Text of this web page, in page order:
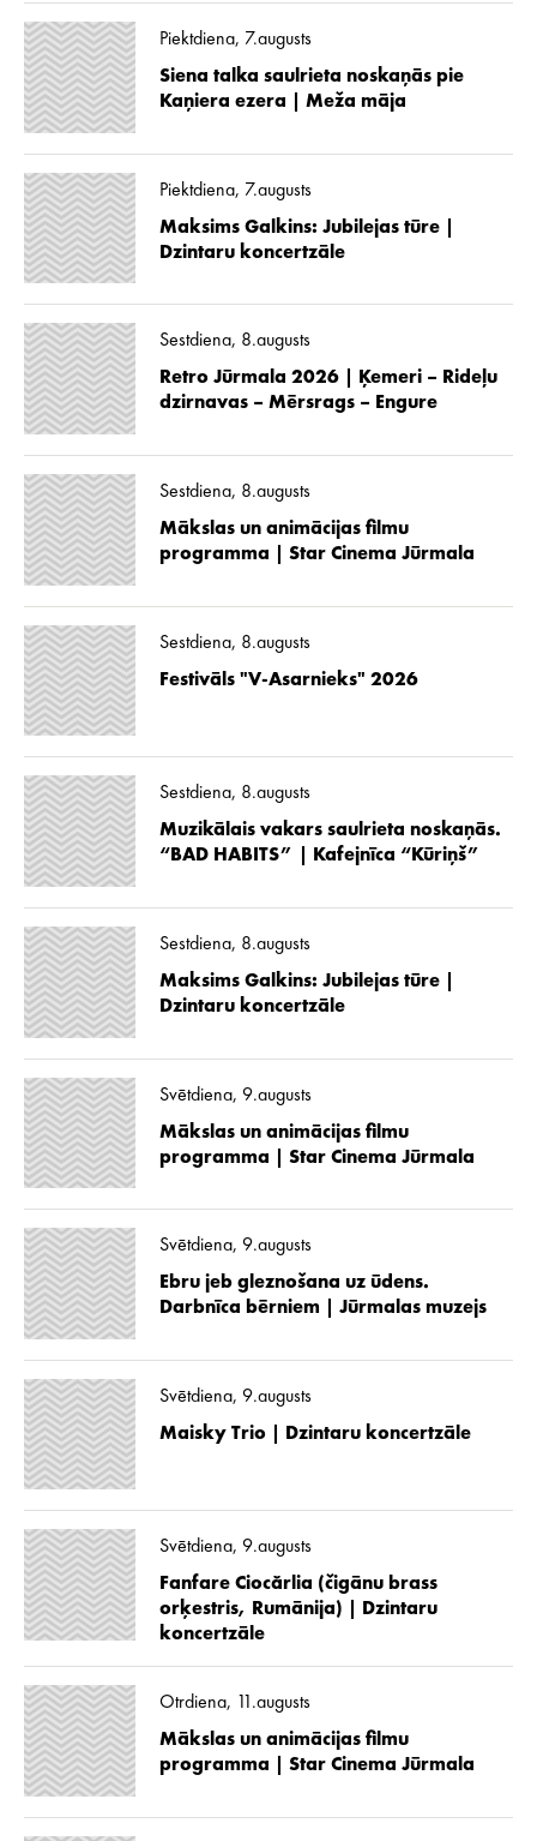
Piektdiena, 7.augusts
Siena talka saulrieta noskaņās pie
Kaņiera ezera | Meža māja
Piektdiena, 7.augusts
Maksims Galkins: Jubilejas tūre |
Dzintaru koncertzāle
Sestdiena, 8.augusts
Retro Jūrmala 2026 | Ķemeri – Rideļu
dzirnavas – Mērsrags – Engure
Sestdiena, 8.augusts
Mākslas un animācijas filmu
programma | Star Cinema Jūrmala
Sestdiena, 8.augusts
Festivāls "V-Asarnieks" 2026
Sestdiena, 8.augusts
Muzikālais vakars saulrieta noskaņās.
“BAD HABITS” | Kafejnīca “Kūriņš”
Sestdiena, 8.augusts
Maksims Galkins: Jubilejas tūre |
Dzintaru koncertzāle
Svētdiena, 9.augusts
Mākslas un animācijas filmu
programma | Star Cinema Jūrmala
Svētdiena, 9.augusts
Ebru jeb gleznošana uz ūdens.
Darbnīca bērniem | Jūrmalas muzejs
Svētdiena, 9.augusts
Maisky Trio | Dzintaru koncertzāle
Svētdiena, 9.augusts
Fanfare Ciocărlia (čigānu brass
orķestris, Rumānija) | Dzintaru
koncertzāle
Otrdiena, 11.augusts
Mākslas un animācijas filmu
programma | Star Cinema Jūrmala